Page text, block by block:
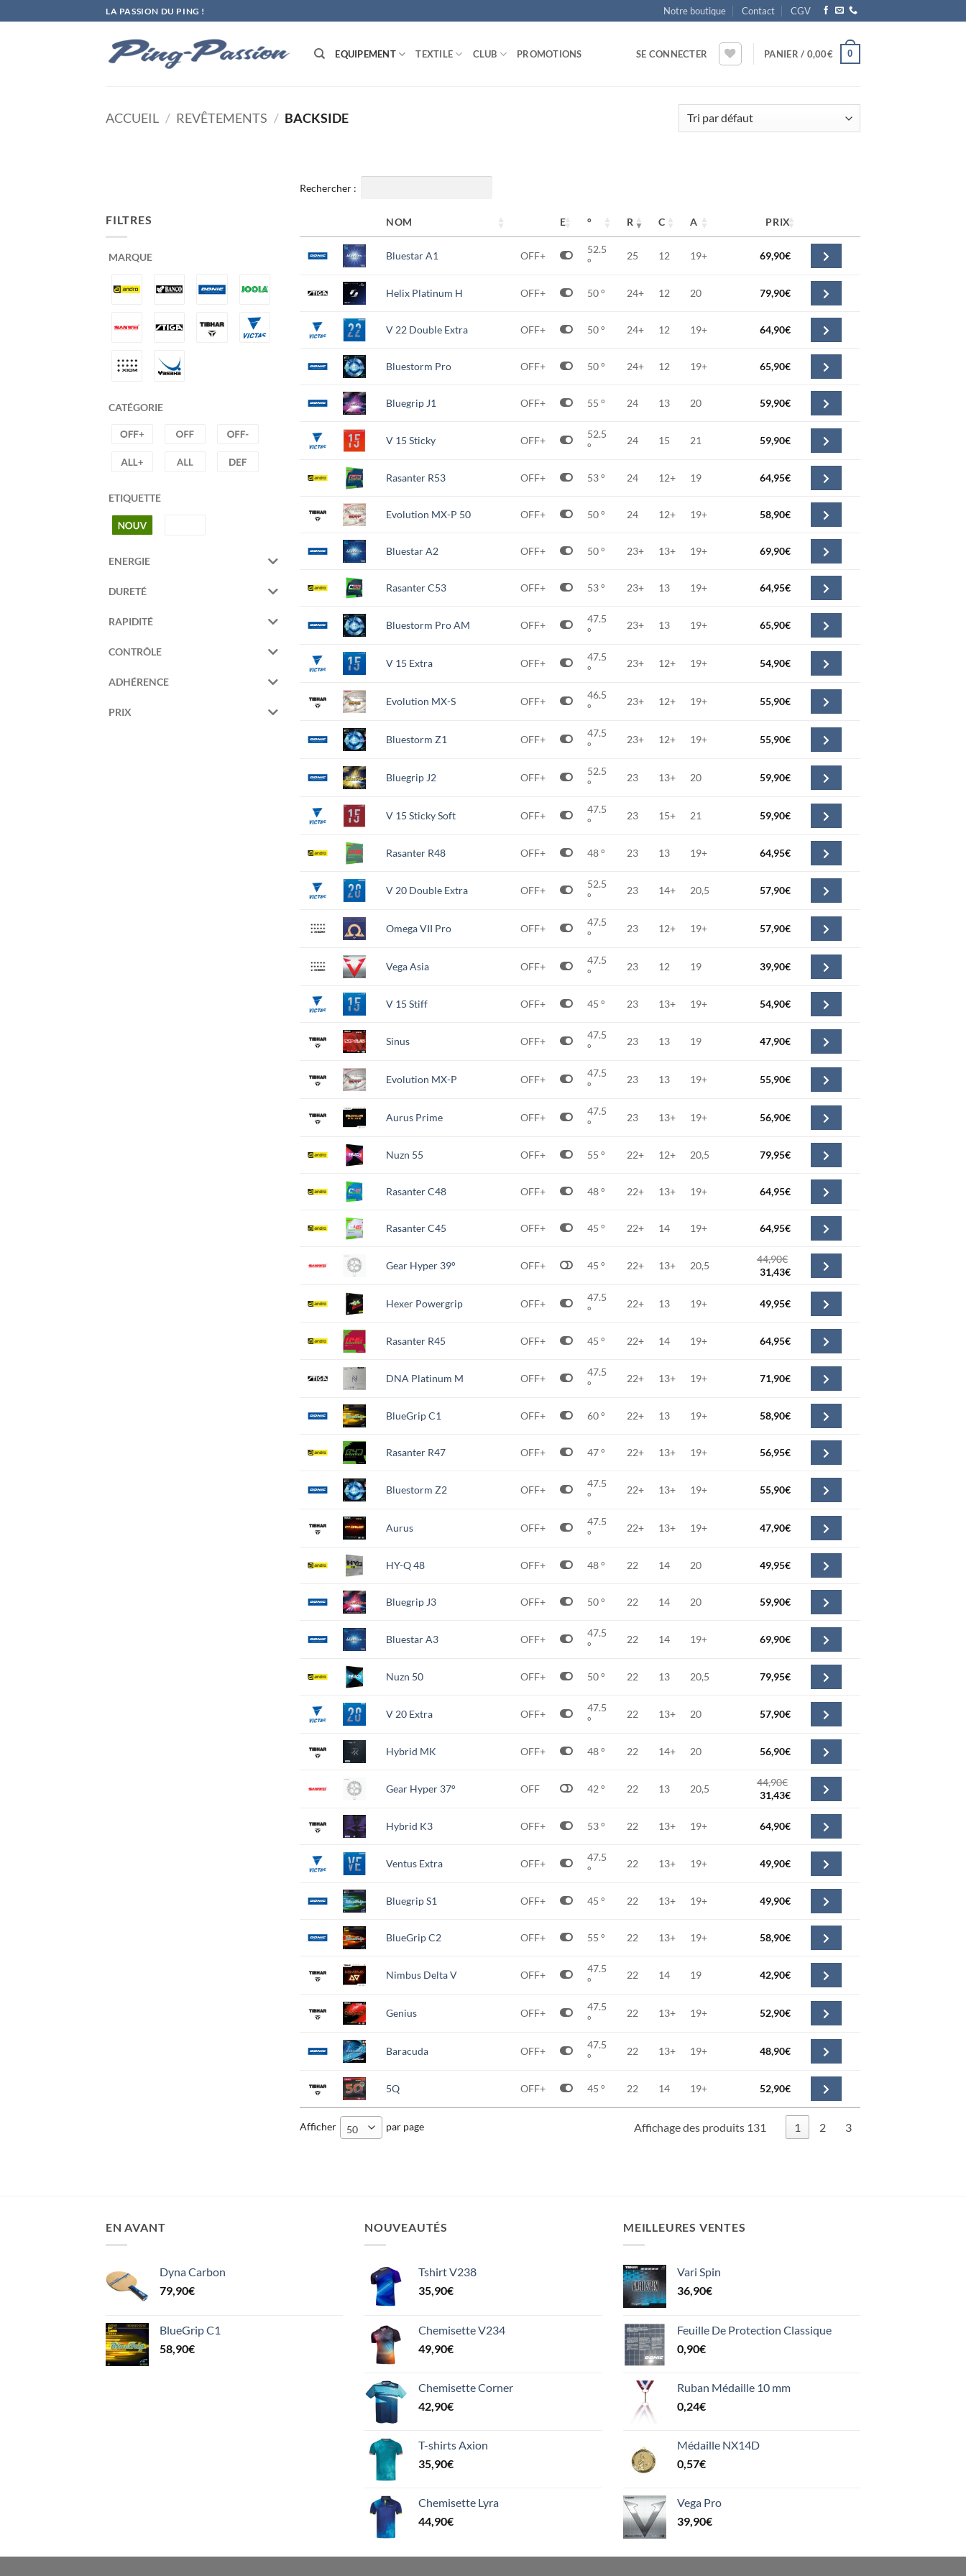
au
LA PASSION DU PING ! Notre boutique Contact CGV
EQUIPEMENT TEXTILE CLUB PROMOTIONS SE CONNECTER PANIER / 0,00€ 0
ACCUEIL / REVÊTEMENTS / BACKSIDE
FILTRES
MARQUE
CATÉGORIE
ETIQUETTE
ENERGIE
DURETÉ
RAPIDITÉ
CONTRÔLE
ADHÉRENCE
PRIX
Rechercher :
NOM E ° R C A PRIX
Bluestar A1 OFF+
52.5
°
25 12 19+ 69,90€
Helix Platinum H OFF+ 50 ° 24+ 12 20 79,90€
V 22 Double Extra OFF+ 50 ° 24+ 12 19+ 64,90€
Bluestorm Pro OFF+ 50 ° 24+ 12 19+ 65,90€
Bluegrip J1 OFF+ 55 ° 24 13 20 59,90€
V 15 Sticky OFF+
52.5
°
24 15 21 59,90€
Rasanter R53 OFF+ 53 ° 24 12+ 19 64,95€
Evolution MX-P 50 OFF+ 50 ° 24 12+ 19+ 58,90€
Bluestar A2 OFF+ 50 ° 23+ 13+ 19+ 69,90€
Rasanter C53 OFF+ 53 ° 23+ 13 19+ 64,95€
Bluestorm Pro AM OFF+
47.5
°
23+ 13 19+ 65,90€
V 15 Extra OFF+
47.5
°
23+ 12+ 19+ 54,90€
Evolution MX-S OFF+
46.5
°
23+ 12+ 19+ 55,90€
Bluestorm Z1 OFF+
47.5
°
23+ 12+ 19+ 55,90€
Bluegrip J2 OFF+
52.5
°
23 13+ 20 59,90€
V 15 Sticky Soft OFF+
47.5
°
23 15+ 21 59,90€
Rasanter R48 OFF+ 48 ° 23 13 19+ 64,95€
V 20 Double Extra OFF+
52.5
°
23 14+ 20,5 57,90€
Omega VII Pro OFF+
47.5
°
23 12+ 19+ 57,90€
Vega Asia OFF+
47.5
°
23 12 19 39,90€
V 15 Stiff OFF+ 45 ° 23 13+ 19+ 54,90€
Sinus OFF+
47.5
°
23 13 19 47,90€
Evolution MX-P OFF+
47.5
°
23 13 19+ 55,90€
Aurus Prime OFF+
47.5
°
23 13+ 19+ 56,90€
Nuzn 55 OFF+ 55 ° 22+ 12+ 20,5 79,95€
Rasanter C48 OFF+ 48 ° 22+ 13+ 19+ 64,95€
Rasanter C45 OFF+ 45 ° 22+ 14 19+ 64,95€
Gear Hyper 39° OFF+ 45 ° 22+ 13+ 20,5
44,90€
Le
était :
31,43€Le
est :
Hexer Powergrip OFF+
47.5
°
22+ 13 19+ 49,95€
Rasanter R45 OFF+ 45 ° 22+ 14 19+ 64,95€
DNA Platinum M OFF+
47.5
°
22+ 13+ 19+ 71,90€
BlueGrip C1 OFF+ 60 ° 22+ 13 19+ 58,90€
Rasanter R47 OFF+ 47 ° 22+ 13+ 19+ 56,95€
Bluestorm Z2 OFF+
47.5
°
22+ 13+ 19+ 55,90€
Aurus OFF+
47.5
°
22+ 13+ 19+ 47,90€
HY-Q 48 OFF+ 48 ° 22 14 20 49,95€
Bluegrip J3 OFF+ 50 ° 22 14 20 59,90€
Bluestar A3 OFF+
47.5
°
22 14 19+ 69,90€
Nuzn 50 OFF+ 50 ° 22 13 20,5 79,95€
V 20 Extra OFF+
47.5
°
22 13+ 20 57,90€
Hybrid MK OFF+ 48 ° 22 14+ 20 56,90€
Gear Hyper 37° OFF 42 ° 22 13 20,5
44,90€
Le
initial
était :
31,43€Le
actuel
est :
Hybrid K3 OFF+ 53 ° 22 13+ 19+ 64,90€
Ventus Extra OFF+
47.5
°
22 13+ 19+ 49,90€
Bluegrip S1 OFF+ 45 ° 22 13+ 19+ 49,90€
BlueGrip C2 OFF+ 55 ° 22 13+ 19+ 58,90€
Nimbus Delta V OFF+
47.5
°
22 14 19 42,90€
Genius OFF+
47.5
°
22 13+ 19+ 52,90€
Baracuda OFF+
47.5
°
22 13+ 19+ 48,90€
5Q OFF+ 45 ° 22 14 19+ 52,90€
Afficher 50 par page Affichage des produits 131 1 2 3
EN AVANT
Dyna Carbon
79,90€
BlueGrip C1
58,90€
NOUVEAUTÉS
Tshirt V238
35,90€
Chemisette V234
49,90€
Chemisette Corner
42,90€
T-shirts Axion
35,90€
Chemisette Lyra
44,90€
MEILLEURES VENTES
Vari Spin
36,90€
Feuille De Protection Classique
0,90€
Ruban Médaille 10 mm
0,24€
Médaille NX14D
0,57€
Vega Pro
39,90€